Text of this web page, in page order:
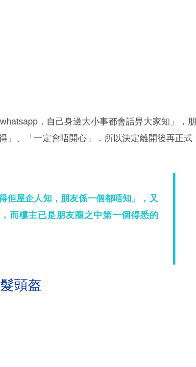
，自己身邊大小事都會話畀大家知」，朋
」、「一定會唔開心」，所以決定離開後再正式
佢屋企人知，朋友係一個都唔知」，又
而樓主已是朋友圈之中第一個得悉的
頭盔